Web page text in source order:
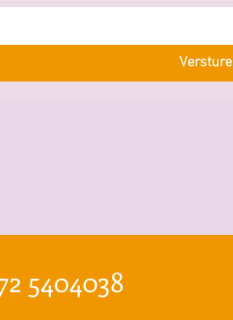
5404038